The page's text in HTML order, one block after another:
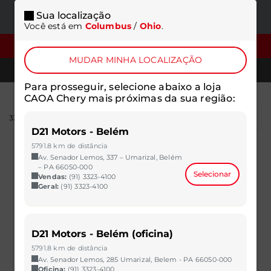
MENU
FILTROS
TELEFONES
323
Sua localização
Você está em Columbus / Ohio.
MUDAR MINHA LOCALIZAÇÃO
Para prosseguir, selecione abaixo a loja
CAOA Chery mais próximas da sua região:
D21 Motors - Belém
5791.8 km de distância
Av. Senador Lemos, 337 – Umarizal, Belém
– PA 66050-000
Vendas: (91) 3323-4100
Geral: (91) 3323-4100
Selecionar
D21 Motors - Belém (oficina)
5791.8 km de distância
Av. Senador Lemos, 285 Umarizal, Belem - PA 66050-000
Oficina: (91) 3323-4100